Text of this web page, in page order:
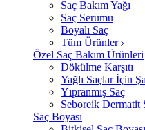
Saç Bakım Yağı
Saç Serumu
Boyalı Saç
Tüm Ürünler
Özel Saç Bakım Ürünleri
Dökülme Karşıtı
Yağlı Saçlar İçin
Yıpranmış Saç
Seboreik Dermatit
Saç Boyası